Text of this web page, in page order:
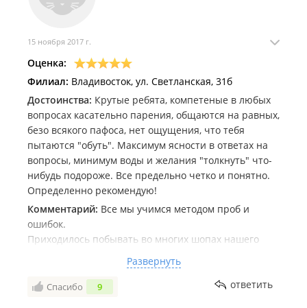
15 ноября 2017 г.
Оценка:
Филиал: Владивосток, ул. Светланская, 31б
Достоинства: Крутые ребята, компетеные в любых
вопросах касательно парения, общаются на равных,
безо всякого пафоса, нет ощущения, что тебя
пытаются "обуть". Максимум ясности в ответах на
вопросы, минимум воды и желания "толкнуть" что-
нибудь подороже. Все предельно четко и понятно.
Определенно рекомендую!
Комментарий: Все мы учимся методом проб и
ошибок.
Приходилось побывать во многих шопах нашего
от выбора жижи и заканчивая выбором обмотки по
заданным параметрам), и хочу сказать, что данный
Развернуть
Спасибо 9 ответить